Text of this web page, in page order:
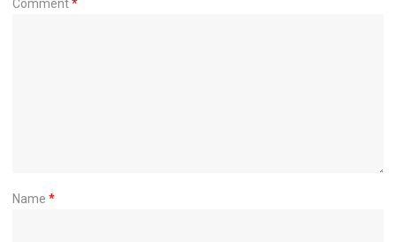
Comment*
Name *